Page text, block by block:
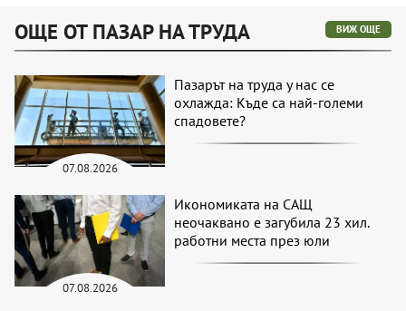
ОЩЕ ОТ ПАЗАР НА ТРУДА ВИЖ ОЩЕ
07.08.2026
Пазарът на труда у нас се
охлажда: Къде са най-големи
спадовете?
07.08.2026
Икономиката на САЩ
неочаквано е загубила 23 хил.
работни места през юли